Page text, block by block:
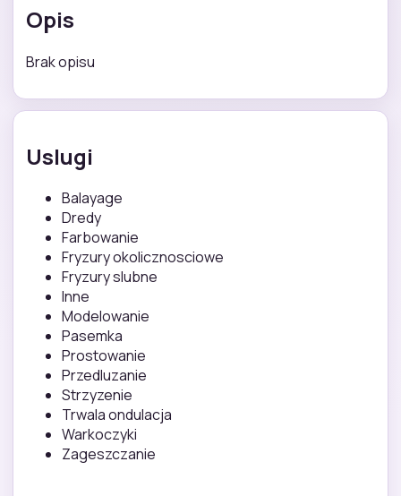
Opis
Brak opisu
Uslugi
Balayage
Dredy
Farbowanie
Fryzury okolicznosciowe
Fryzury slubne
Inne
Modelowanie
Pasemka
Prostowanie
Przedluzanie
Strzyzenie
Trwala ondulacja
Warkoczyki
Zageszczanie